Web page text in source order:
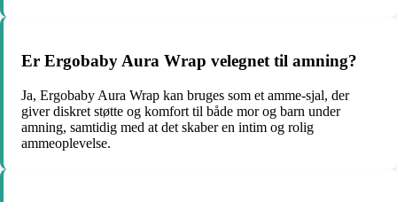
Er Ergobaby Aura Wrap velegnet til amning?
Ja, Ergobaby Aura Wrap kan bruges som et amme-sjal, der
giver diskret støtte og komfort til både mor og barn under
amning, samtidig med at det skaber en intim og rolig
ammeoplevelse.